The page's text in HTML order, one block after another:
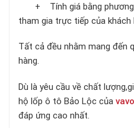
+ Tính giá bằng phương
tham gia trực tiếp của khách
Tất cả đều nhằm mang đến
hàng.
Dù là yêu cầu về chất
hộ lốp ô tô Bảo Lộc của
đáp ứng cao nhất.